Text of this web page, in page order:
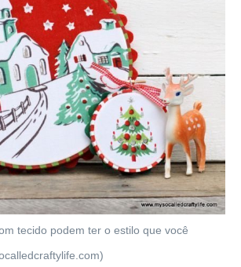
tecido podem ter o estilo que você